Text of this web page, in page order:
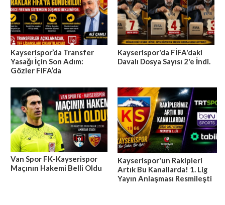
Kayserispor’da Transfer
Yasağı İçin Son Adım:
Gözler FIFA’da
Kayserispor'da FİFA'daki
Davalı Dosya Sayısı 2'e İndi.
Van Spor FK-Kayserispor
Maçının Hakemi Belli Oldu
Kayserispor'un Rakipleri
Artık Bu Kanallarda! 1. Lig
Yayın Anlaşması Resmileşti